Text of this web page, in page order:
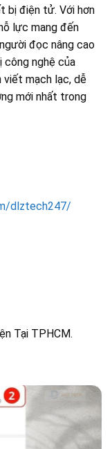
bị điện tử. Với hơn
lực mang đến
đọc nâng cao
công nghệ của
viết mạch lạc, dễ
mới nhất trong
dlztech247/
Tại TPHCM.